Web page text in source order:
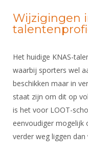
Wijzigingen
Het huidige KNAS-
waarbij sporters wel
beschikken maar in
staat zijn om dit op
is het voor LOOT-
eenvoudiger mogelijk
verder weg liggen